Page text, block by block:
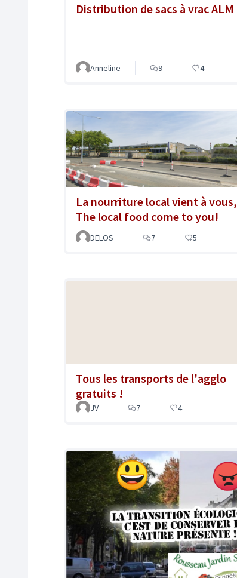
Distribution de sacs à vrac ALM
Anneline 9 4
La nourriture local vient à vous,
The local food come to you!
DELOS 7 5
Tous les transports de l'agglo
gratuits !
JV 7 4